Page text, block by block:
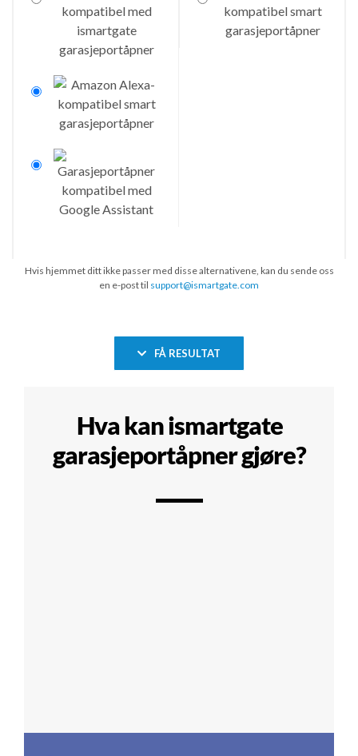
Hvis hjemmet ditt ikke passer med disse alternativene, kan du sende oss
en e-post til support@ismartgate.com
FÅ RESULTAT
Hva kan ismartgate
garasjeportåpner gjøre?